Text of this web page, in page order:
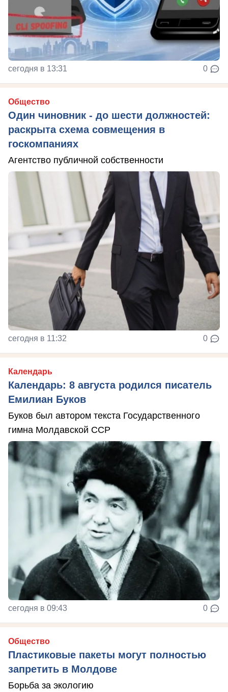
сегодня в 13:31 0
Общество
Один чиновник - до шести должностей:
раскрыта схема совмещения в
госкомпаниях
Агентство публичной собственности
сегодня в 11:32 0
Календарь
Календарь: 8 августа родился писатель
Емилиан Буков
Буков был автором текста Государственного
гимна Молдавской ССР
сегодня в 09:43 0
Общество
Пластиковые пакеты могут полностью
запретить в Молдове
Борьба за экологию